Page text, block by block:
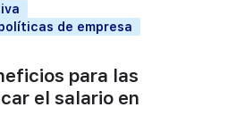
de empresa
para las
el salario en